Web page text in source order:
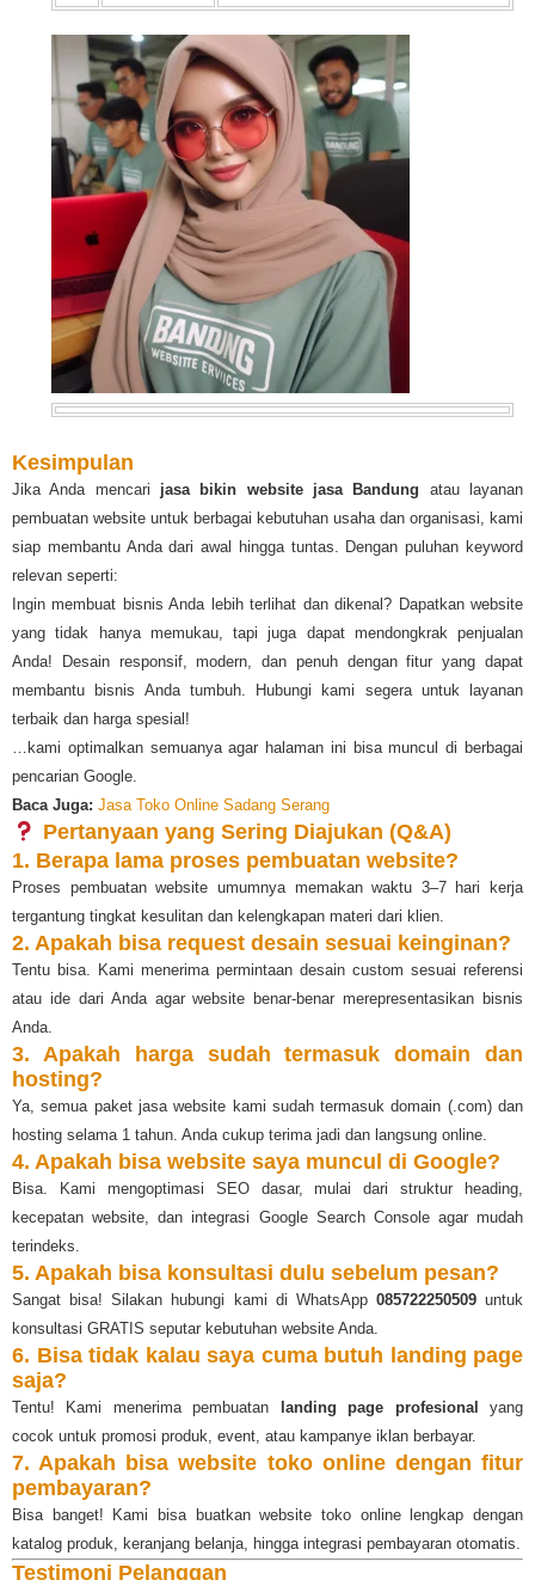
Kesimpulan
Jika Anda mencari jasa bikin website jasa Bandung atau layanan
pembuatan website untuk berbagai kebutuhan usaha dan organisasi, kami
siap membantu Anda dari awal hingga tuntas. Dengan puluhan keyword
relevan seperti:
Ingin membuat bisnis Anda lebih terlihat dan dikenal? Dapatkan website
yang tidak hanya memukau, tapi juga dapat mendongkrak penjualan
Anda! Desain responsif, modern, dan penuh dengan fitur yang dapat
membantu bisnis Anda tumbuh. Hubungi kami segera untuk layanan
terbaik dan harga spesial!
…kami optimalkan semuanya agar halaman ini bisa muncul di berbagai
pencarian Google.
Baca Juga: Jasa Toko Online Sadang Serang
Pertanyaan yang Sering Diajukan (Q&A)
1. Berapa lama proses pembuatan website?
Proses pembuatan website umumnya memakan waktu 3–7 hari kerja
tergantung tingkat kesulitan dan kelengkapan materi dari klien.
2. Apakah bisa request desain sesuai keinginan?
Tentu bisa. Kami menerima permintaan desain custom sesuai referensi
atau ide dari Anda agar website benar-benar merepresentasikan bisnis
Anda.
3. Apakah harga sudah termasuk domain dan
hosting?
Ya, semua paket jasa website kami sudah termasuk domain (.com) dan
hosting selama 1 tahun. Anda cukup terima jadi dan langsung online.
4. Apakah bisa website saya muncul di Google?
Bisa. Kami mengoptimasi SEO dasar, mulai dari struktur heading,
kecepatan website, dan integrasi Google Search Console agar mudah
terindeks.
5. Apakah bisa konsultasi dulu sebelum pesan?
Sangat bisa! Silakan hubungi kami di WhatsApp 085722250509untuk
konsultasi GRATIS seputar kebutuhan website Anda.
6. Bisa tidak kalau saya cuma butuh landing page
saja?
Tentu! Kami menerima pembuatan landing page profesional
yang
cocok untuk promosi produk, event, atau kampanye iklan berbayar.
7. Apakah bisa website toko online dengan fitur
pembayaran?
Bisa banget! Kami bisa buatkan website toko online lengkap dengan
katalog produk, keranjang belanja, hingga integrasi pembayaran otomatis.
Testimoni Pelanggan